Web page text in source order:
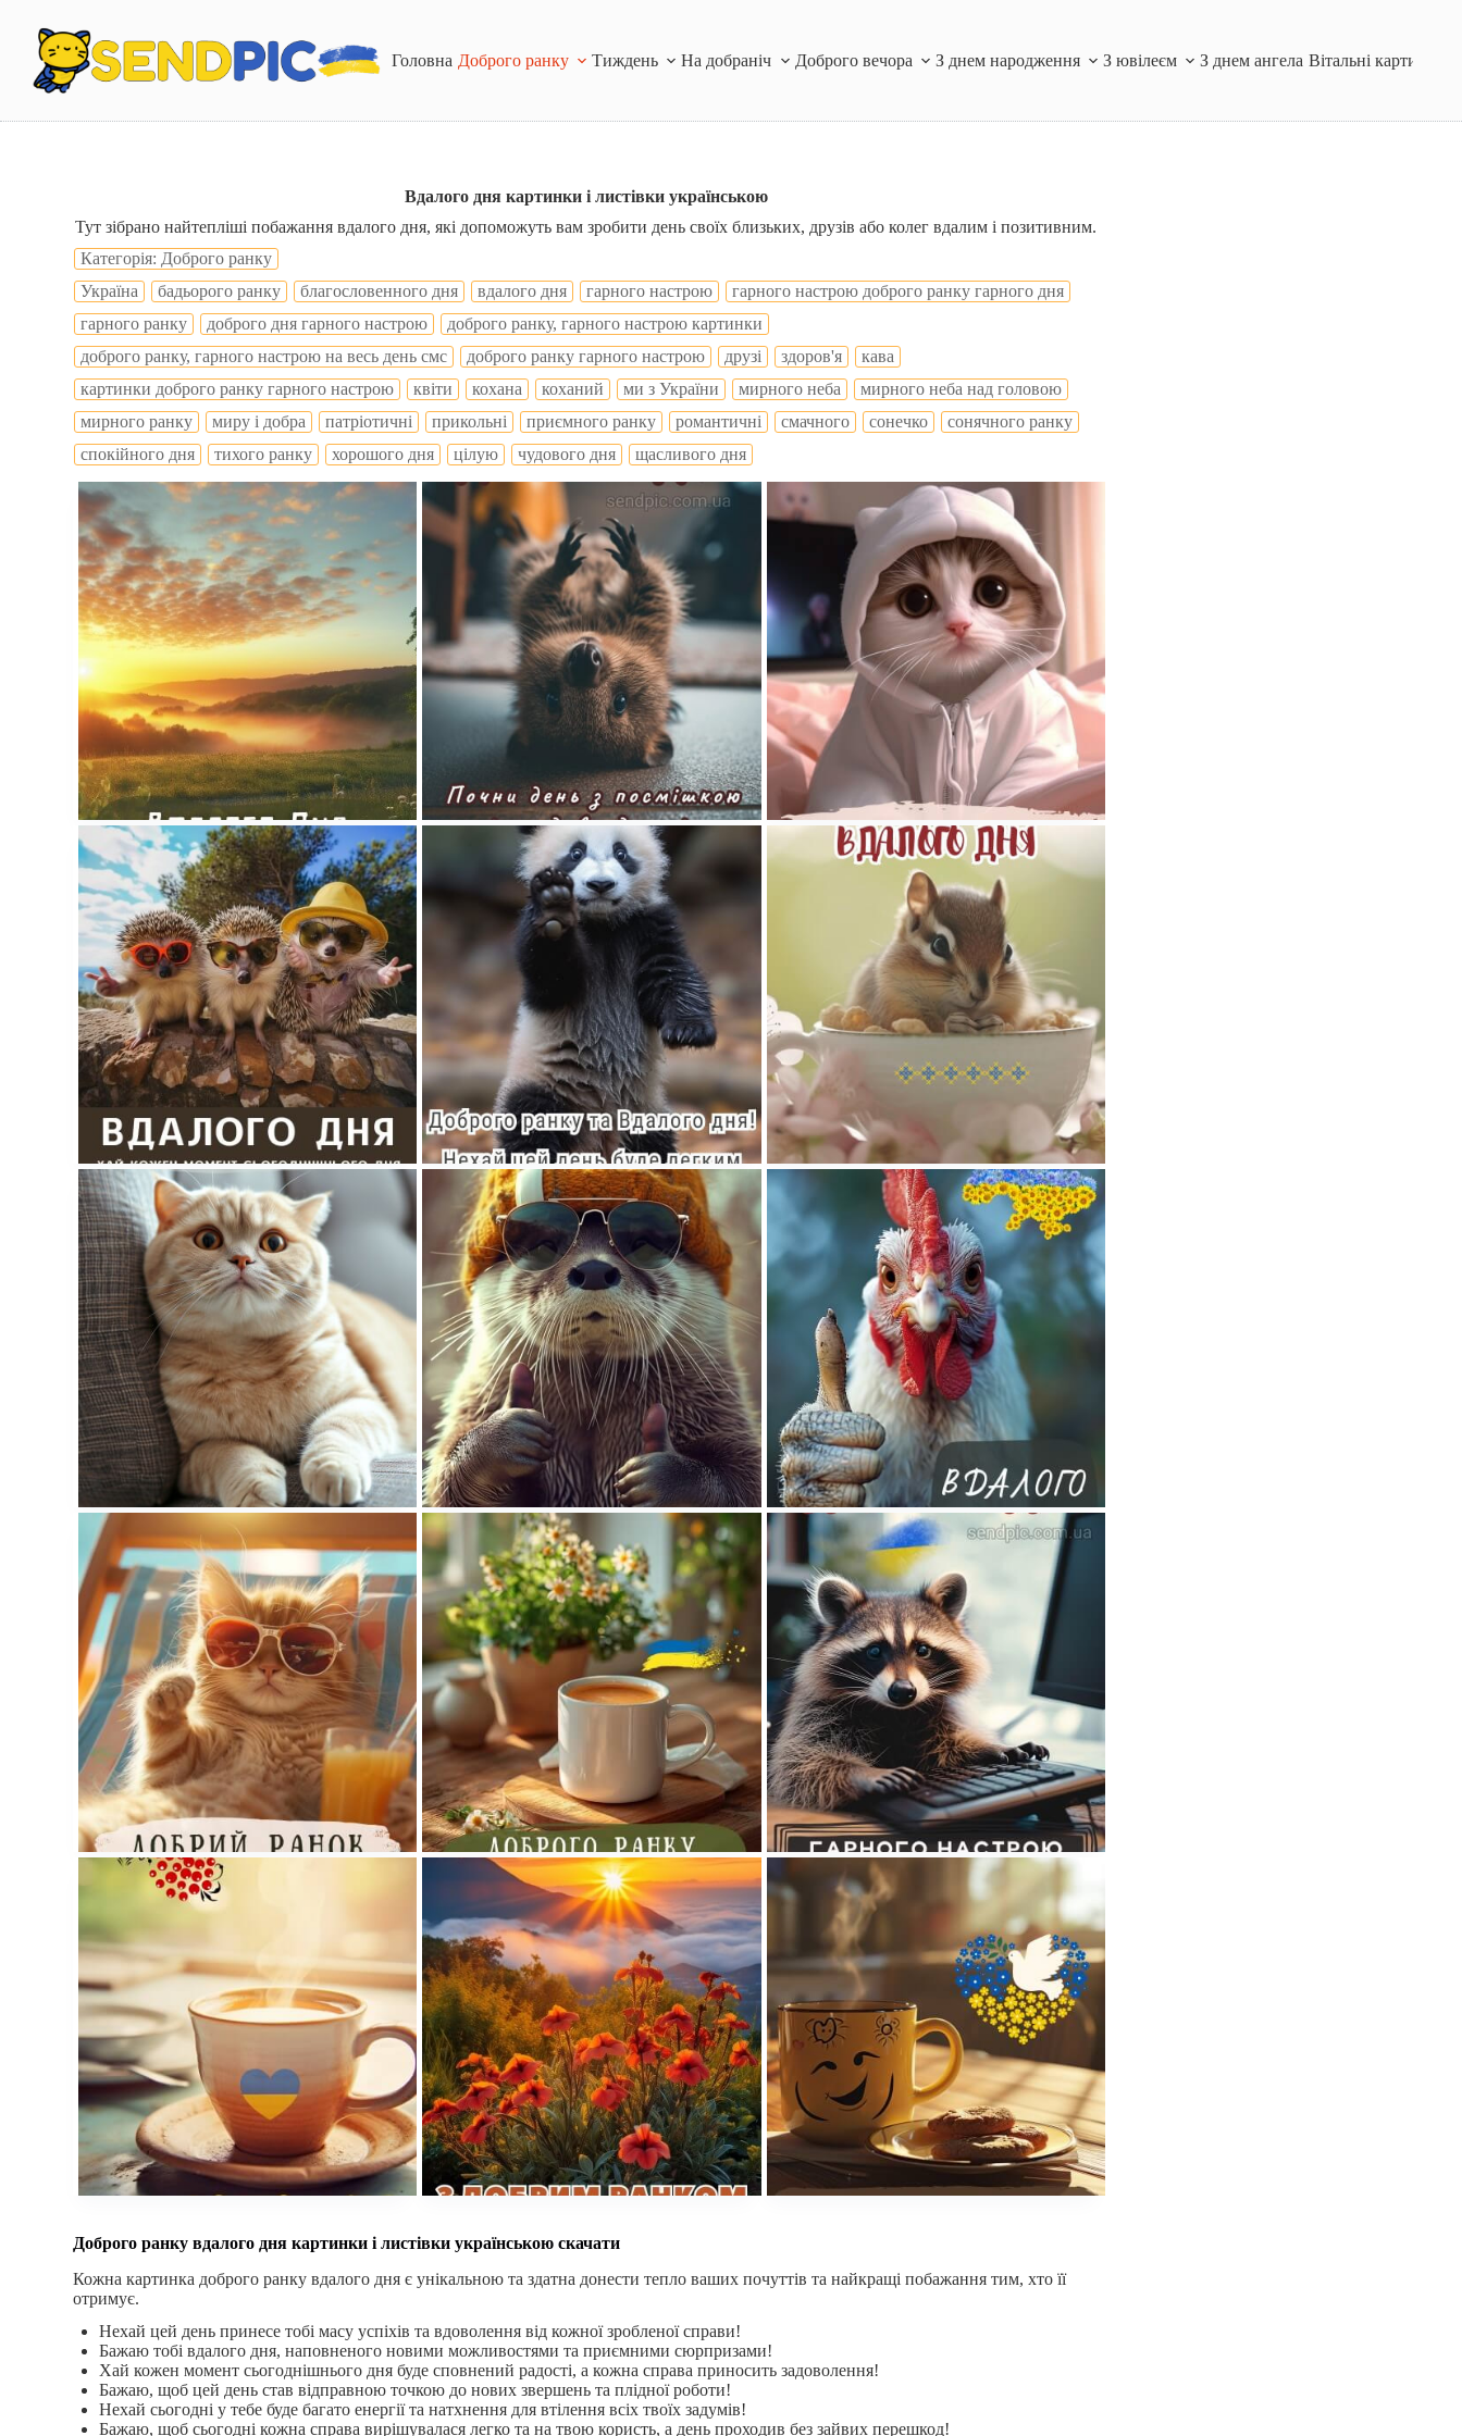
т
Головна Доброго ранку Тиждень На добраніч Доброго вечора З днем народження З ювілеєм З днем ангела Вітальні картинки і
Вдалого дня картинки і листівки українською
Тут зібрано найтепліші побажання вдалого дня, які допоможуть вам зробити день своїх близьких, друзів або колег вдалим і позитивним.
Категорія: Доброго ранку
Україна
бадьорого ранку благословенного дня вдалого дня гарного настрою
гарного настрою доброго ранку гарного дня
гарного ранку
доброго дня гарного настрою
доброго ранку, гарного настрою картинки
доброго ранку, гарного настрою на весь день смс
доброго ранку гарного настрою друзі здоров'я
кава
картинки доброго ранку гарного настрою
квіти кохана коханий ми з України мирного неба
мирного неба над головою
мирного ранку
миру і добра патріотичні прикольні приємного ранку романтичні смачного сонечко
сонячного ранку
спокійного дня
тихого ранку хорошого дня цілую чудового дня щасливого дня
Доброго ранку вдалого дня картинки і листівки українською скачати
Кожна картинка доброго ранку вдалого дня є унікальною та здатна донести тепло ваших почуттів та найкращі побажання тим, хто її
отримує.
Нехай цей день принесе тобі масу успіхів та вдоволення від кожної зробленої справи!
Бажаю тобі вдалого дня, наповненого новими можливостями та приємними сюрпризами!
Хай кожен момент сьогоднішнього дня буде сповнений радості, а кожна справа приносить задоволення!
Бажаю, щоб цей день став відправною точкою до нових звершень та плідної роботи!
Нехай сьогодні у тебе буде багато енергії та натхнення для втілення всіх твоїх задумів!
Бажаю, щоб сьогодні кожна справа вирішувалася легко та на твою користь, а день проходив без зайвих перешкод!